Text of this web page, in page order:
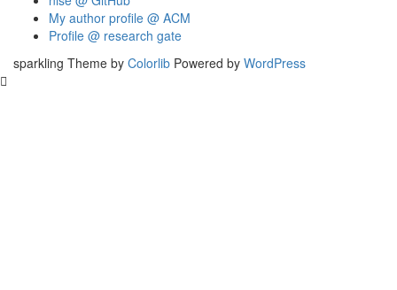
My author profile @ ACM
Profile @ research gate
sparkling Theme by Colorlib Powered by WordPress